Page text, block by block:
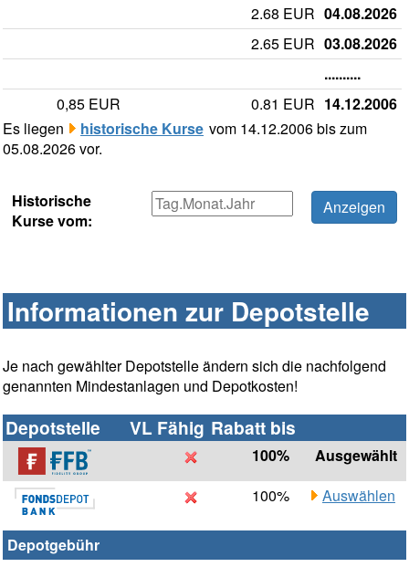
2.68 EUR 04.08.2026
2.65 EUR 03.08.2026
..........
0,85 EUR
0.81 EUR 14.12.2006
Es liegen
historische Kurse vom 14.12.2006 bis zum
05.08.2026 vor.
Historische
Kurse vom:
Informationen zur Depotstelle
Je nach gewählter Depotstelle ändern sich die nachfolgend
genannten Mindestanlagen und Depotkosten!
Depotstelle VL Fähig Rabatt bis
100%
Ausgewählt
100%
Auswählen
Depotgebühr